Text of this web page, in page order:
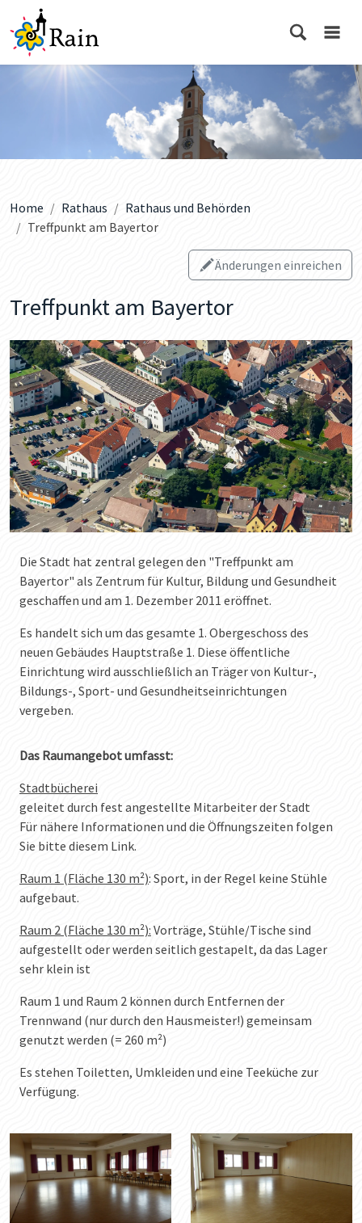
Home Rathaus
Rathaus und Behörden
Treffpunkt am Bayertor
Änderungen einreichen
Treffpunkt am Bayertor
Die Stadt hat zentral gelegen den "Treffpunkt am
Bayertor" als Zentrum für Kultur, Bildung und Gesundheit
geschaffen und am 1. Dezember 2011 eröffnet.
Es handelt sich um das gesamte 1. Obergeschoss des
neuen Gebäudes Hauptstraße 1. Diese öffentliche
Einrichtung wird ausschließlich an Träger von Kultur-,
Bildungs-, Sport- und Gesundheitseinrichtungen
vergeben.
Das Raumangebot umfasst:
Stadtbücherei
geleitet durch fest angestellte Mitarbeiter der Stadt
Für nähere Informationen und die Öffnungszeiten folgen
Sie bitte diesem Link.
Raum 1 (Fläche 130 m²): Sport, in der Regel keine Stühle
aufgebaut.
Raum 2 (Fläche 130 m²): Vorträge, Stühle/Tische sind
aufgestellt oder werden seitlich gestapelt, da das Lager
sehr klein ist
Raum 1 und Raum 2 können durch Entfernen der
Trennwand (nur durch den Hausmeister!) gemeinsam
genutzt werden (= 260 m²)
Es stehen Toiletten, Umkleiden und eine Teeküche zur
Verfügung.